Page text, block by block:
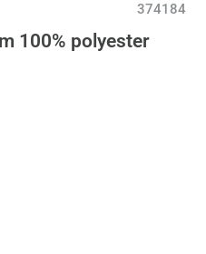
374184
100% polyester